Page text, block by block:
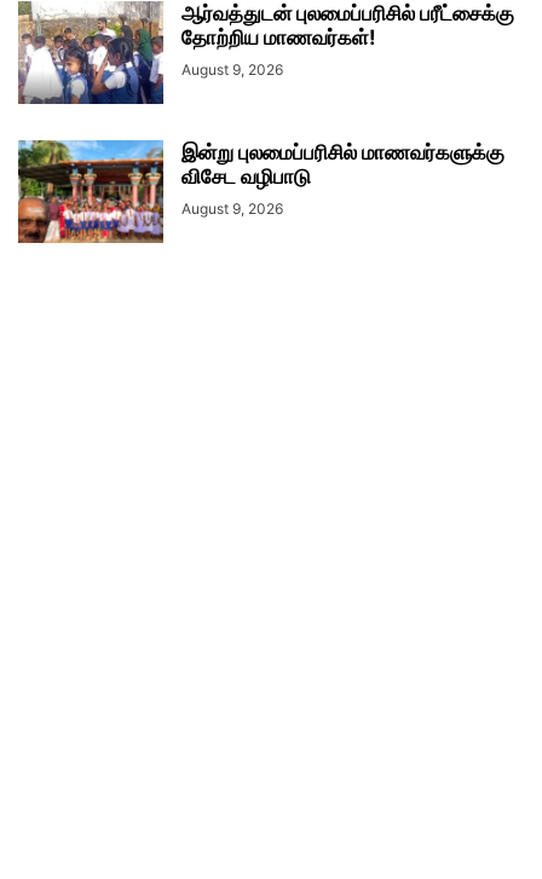
ஆர்வத்துடன் புலமைப்பரிசில் பரீட்சைக்கு
தோற்றிய மாணவர்கள்!
August 9, 2026
இன்று புலமைப்பரிசில் மாணவர்களுக்கு
விசேட வழிபாடு
August 9, 2026